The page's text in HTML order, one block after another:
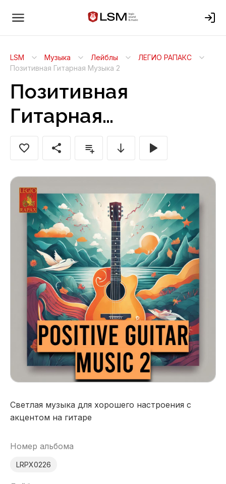
LSM Музыка Лейблы
ЛЕГИО РАПАКС
Позитивная Гитарная Музыка 2
Позитивная
Гитарная
Музыка 2
Светлая музыка для хорошего настроения с
акцентом на гитаре
Номер альбома
LRPX0226